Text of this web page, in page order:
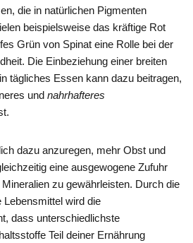
die in natürlichen Pigmenten
beispielsweise das kräftige Rot
Grün von Spinat eine Rolle bei der
Die Einbeziehung einer breiten
tägliches Essen kann dazu beitragen,
und nahrhafteres
dazu anzuregen, mehr Obst und
eine ausgewogene Zufuhr
Mineralien zu gewährleisten. Durch die
Lebensmittel wird die
dass unterschiedlichste
Teil deiner Ernährung